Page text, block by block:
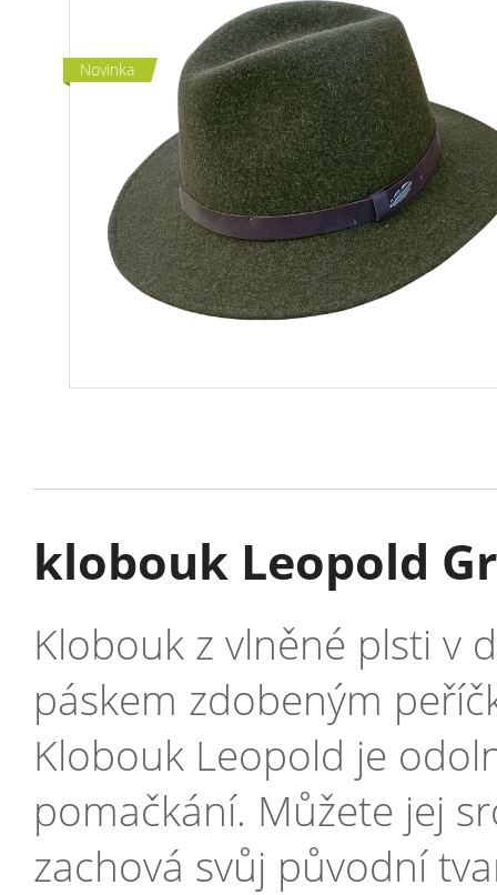
Novinka
klobouk Leopold
Klobouk z vlněné plsti v
páskem zdobeným
Klobouk Leopold je
pomačkání. Můžete jej
zachová svůj původní